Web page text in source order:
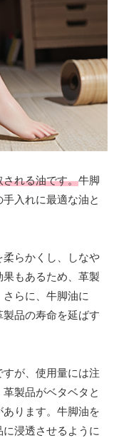
れる油です。牛脚
入れに最適な油と
らかくし、しなや
もあるため、革製
らに、牛脚油に
品の寿命を延ばす
が、使用量には注
製品がベタベタと
ります。牛脚油を
浸透させるように